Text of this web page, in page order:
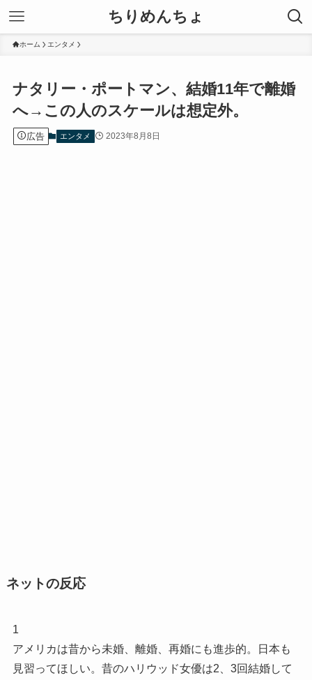
ちりめんちょ
ホーム エンタメ
ナタリー・ポートマン、結婚11年で離婚
へ→この人のスケールは想定外。
広告 エンタメ 2023年8月8日
ネットの反応
1
アメリカは昔から未婚、離婚、再婚にも進歩的。日本も
見習ってほしい。昔のハリウッド女優は2、3回結婚して